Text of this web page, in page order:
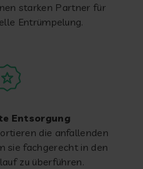
starken Partner für
Entrümpelung.
Entsorgung
die anfallenden
sie fachgerecht in den
zu überführen.